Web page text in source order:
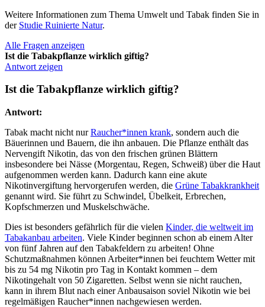
Weitere Informationen zum Thema Umwelt und Tabak finden Sie in
der Studie Ruinierte Natur.
Alle Fragen anzeigen
Ist die Tabakpflanze wirklich giftig?
Antwort zeigen
Ist die Tabakpflanze wirklich giftig?
Antwort:
Tabak macht nicht nurRaucher*innen krank, sondern auch die
Bäuerinnen und Bauern, die ihn anbauen. Die Pflanze enthält das
Nervengift Nikotin, das von den frischen grünen Blättern
insbesondere bei Nässe (Morgentau, Regen, Schweiß) über die Haut
aufgenommen werden kann. Dadurch kann eine akute
Nikotinvergiftung hervorgerufen werden, die Grüne Tabakkrankheit
genannt wird. Sie führt zu Schwindel, Übelkeit, Erbrechen,
Kopfschmerzen und Muskelschwäche.
Dies ist besonders gefährlich für die vielen Kinder, die weltweit im
Tabakanbau arbeiten. Viele Kinder beginnen schon ab einem Alter
von fünf Jahren auf den Tabakfeldern zu arbeiten! Ohne
Schutzmaßnahmen können Arbeiter*innen bei feuchtem Wetter mit
bis zu 54 mg Nikotin pro Tag in Kontakt kommen – dem
Nikotingehalt von 50 Zigaretten. Selbst wenn sie nicht rauchen,
kann in ihrem Blut nach einer Anbausaison soviel Nikotin wie bei
regelmäßigen Raucher*innen nachgewiesen werden.